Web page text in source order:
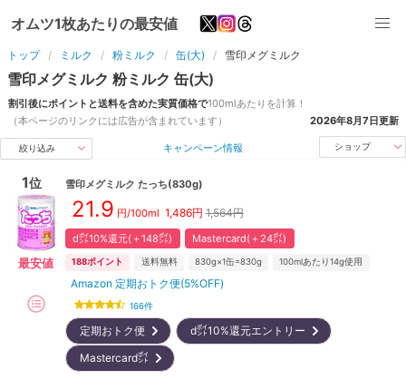
オムツ1枚あたりの最安値
トップ ミルク 粉ミルク 缶(大) 雪印メグミルク
雪印メグミルク 粉ミルク 缶(大)
割引後にポイントと送料を含めた実質価格で100mlあたりを計算！
（本ページのリンクには広告が含まれています）
2026年8月7日更新
絞り込み キャンペーン情報 ショップ
1位
最安値
雪印メグミルク たっち(830g)
21.9 円/100ml 1,486円 1,564円
d㌽10%還元(＋148㌽) Mastercard(＋24㌽)
188ポイント 送料無料 830g×1缶=830g 100mlあたり14g使用
Amazon 定期おトク便(5%OFF)
166件
定期おトク便
d㌽10%還元エントリー
Mastercard㌽